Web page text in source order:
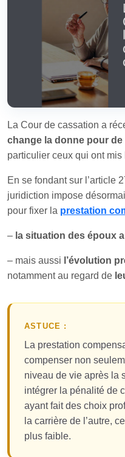
La Cour de cassation a
change la donne pour
particulier ceux qui ont
En se fondant sur l’article
juridiction impose
pour fixer la prestation
– la situation des époux
– mais aussi l’évolution
notamment au regard de
ASTUCE :
La prestation
compenser non
niveau de vie après la
intégrer la pénalité de
ayant fait des choix
la carrière de l’autre,
plus faible.